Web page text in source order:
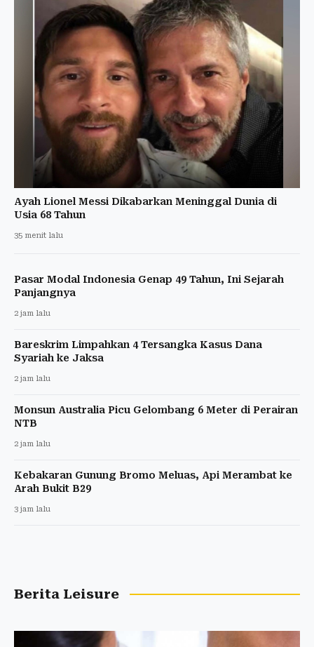
Ayah Lionel Messi Dikabarkan Meninggal Dunia di
Usia 68 Tahun
35 menit lalu
Pasar Modal Indonesia Genap 49 Tahun, Ini Sejarah
Panjangnya
2 jam lalu
Bareskrim Limpahkan 4 Tersangka Kasus Dana
Syariah ke Jaksa
2 jam lalu
Monsun Australia Picu Gelombang 6 Meter di Perairan
NTB
2 jam lalu
Kebakaran Gunung Bromo Meluas, Api Merambat ke
Arah Bukit B29
3 jam lalu
Berita Leisure